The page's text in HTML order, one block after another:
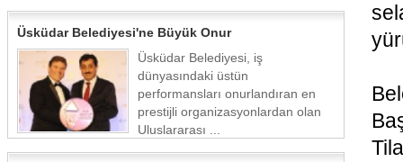
Üsküdar Belediyesi'ne Büyük Onur
Üsküdar Belediyesi, iş
dünyasındaki üstün
performansları onurlandıran en
prestijli organizasyonlardan olan
Uluslararası ...